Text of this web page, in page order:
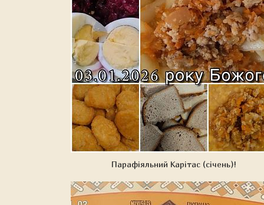
Парафіяльний Карітас (січень)!